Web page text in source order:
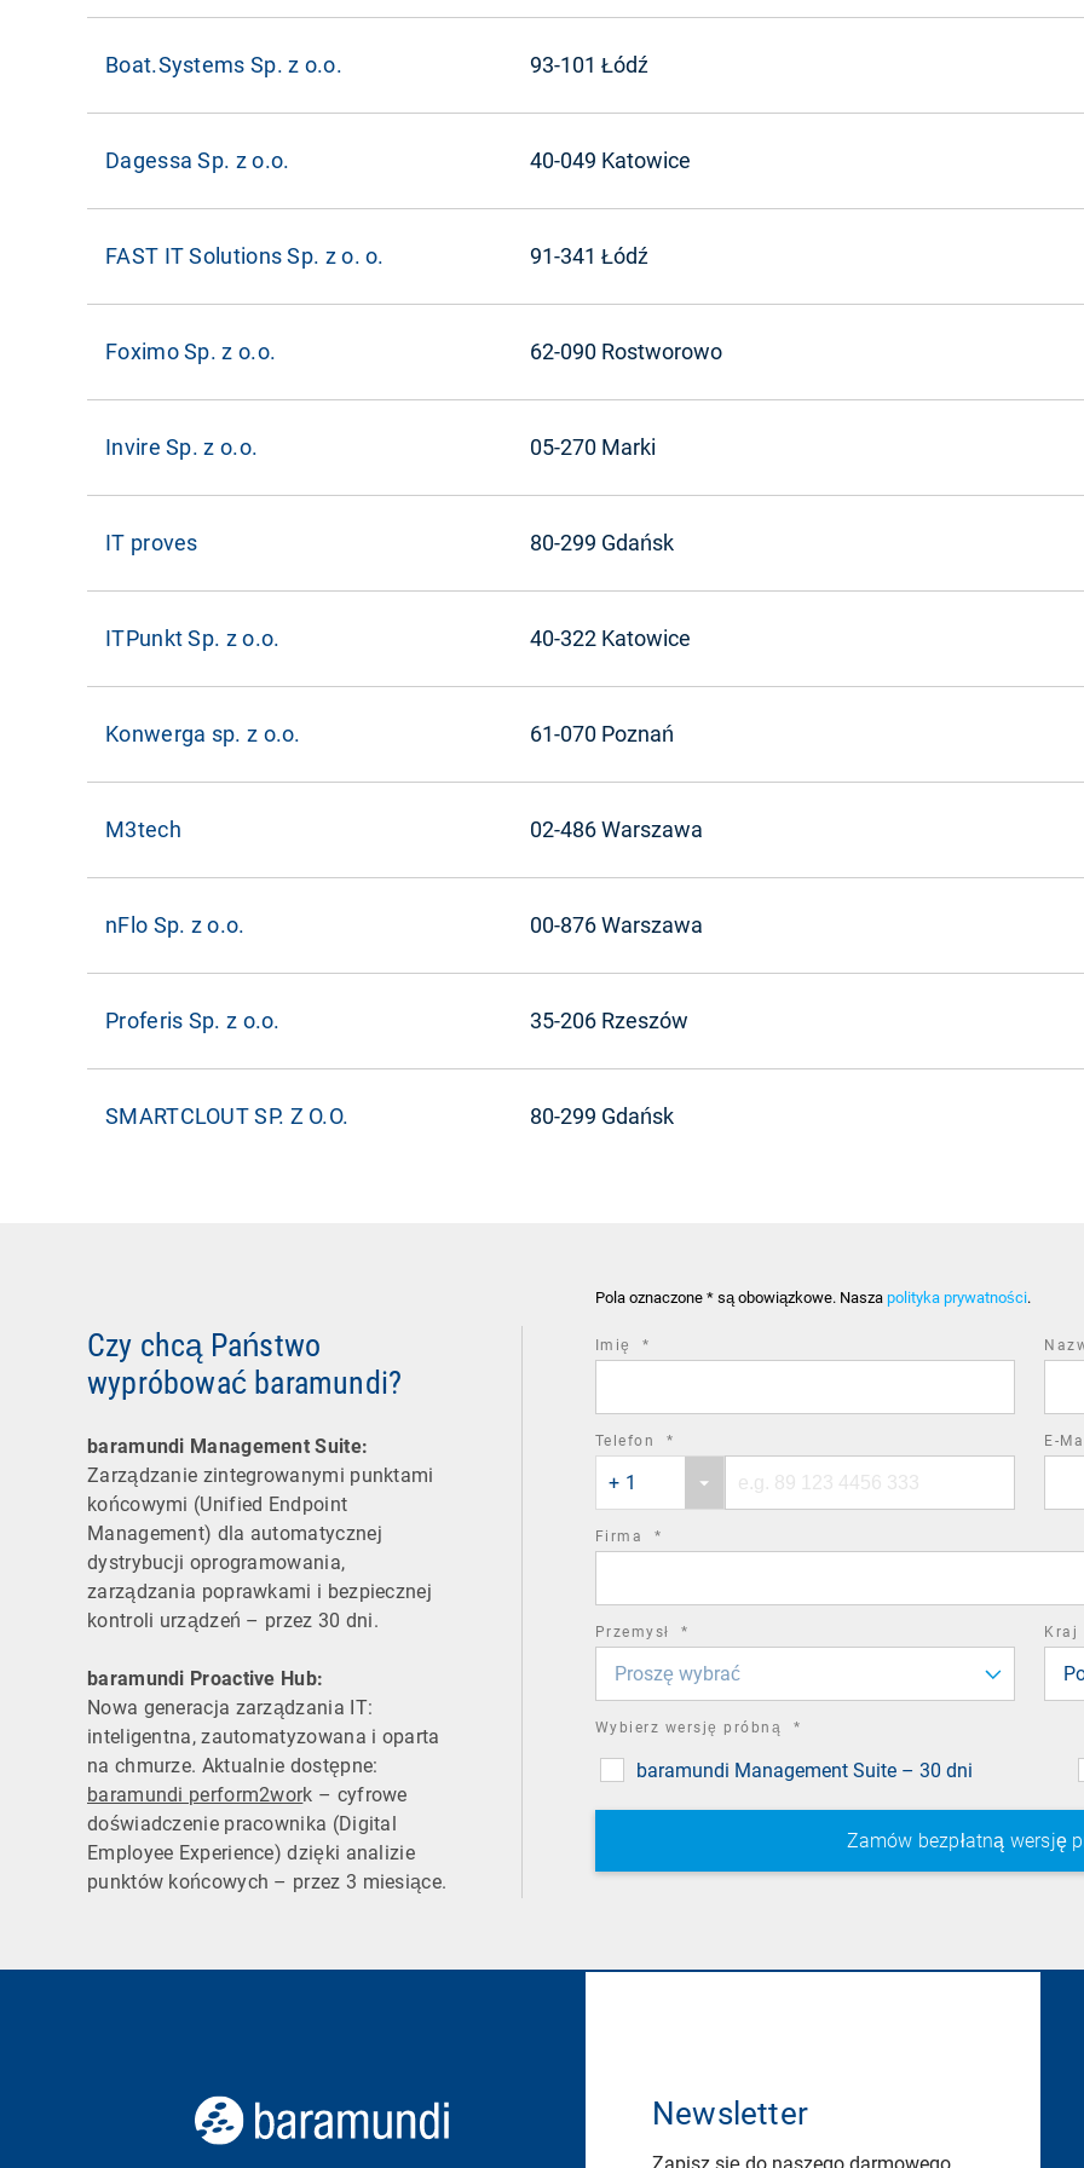
Boat.Systems Sp. z o.o. 93-101 Łódź
Dagessa Sp. z o.o. 40-049 Katowice
FAST IT Solutions Sp. z o. o. 91-341 Łódź
Foximo Sp. z o.o. 62-090 Rostworowo
Invire Sp. z o.o. 05-270 Marki
IT proves 80-299 Gdańsk
ITPunkt Sp. z o.o. 40-322 Katowice
Konwerga sp. z o.o. 61-070 Poznań
M3tech 02-486 Warszawa
nFlo Sp. z o.o. 00-876 Warszawa
Proferis Sp. z o.o. 35-206 Rzeszów
SMARTCLOUT SP. Z O.O. 80-299 Gdańsk
Czy chcą Państwo
wypróbować baramundi?
baramundi Management Suite:
Zarządzanie zintegrowanymi punktami
końcowymi (Unified Endpoint
Management) dla automatycznej
dystrybucji oprogramowania,
zarządzania poprawkami i bezpiecznej
kontroli urządzeń – przez 30 dni.
baramundi Proactive Hub:
Nowa generacja zarządzania IT:
inteligentna, zautomatyzowana i oparta
na chmurze. Aktualnie dostępne:
baramundi perform2work – cyfrowe
doświadczenie pracownika (Digital
Employee Experience) dzięki analizie
punktów końcowych – przez 3 miesiące.
Pola oznaczone * są obowiązkowe. Nasza polityka prywatności.
Imię *
Telefon *
country
code
+ 1
number
E-
Firma *
Przemysł *
Proszę wybrać
Kraj
Wybierz wersję próbną *
baramundi Management Suite – 30 dni
Newsletter